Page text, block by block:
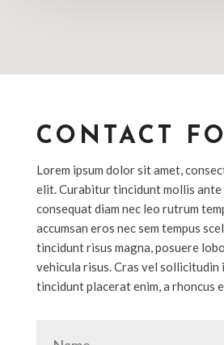
CONTACT
Lorem ipsum dolor sit amet,
elit. Curabitur tincidunt mollis ante
consequat diam nec leo rutrum
accumsan eros nec sem tempus
tincidunt risus magna, posuere
vehicula risus. Cras vel sollicitudin
tincidunt placerat enim, a rhoncus